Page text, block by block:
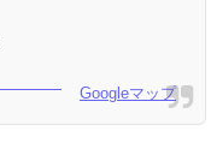
Googleマップ